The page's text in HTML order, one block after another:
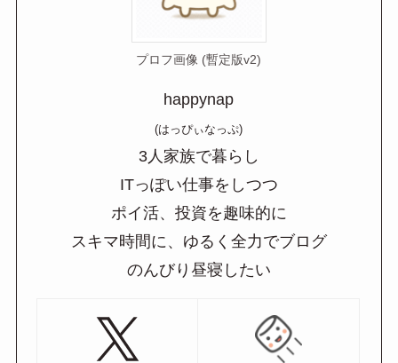
プロフ画像 (暫定版v2)
happynap
(はっぴぃなっぷ)
3人家族で暮らし
ITっぽい仕事をしつつ
ポイ活、投資を趣味的に
スキマ時間に、ゆるく全力でブログ
のんびり昼寝したい